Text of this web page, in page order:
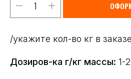
/укажите кол-во кг в
Дозиров-ка г/кг массы: 1-